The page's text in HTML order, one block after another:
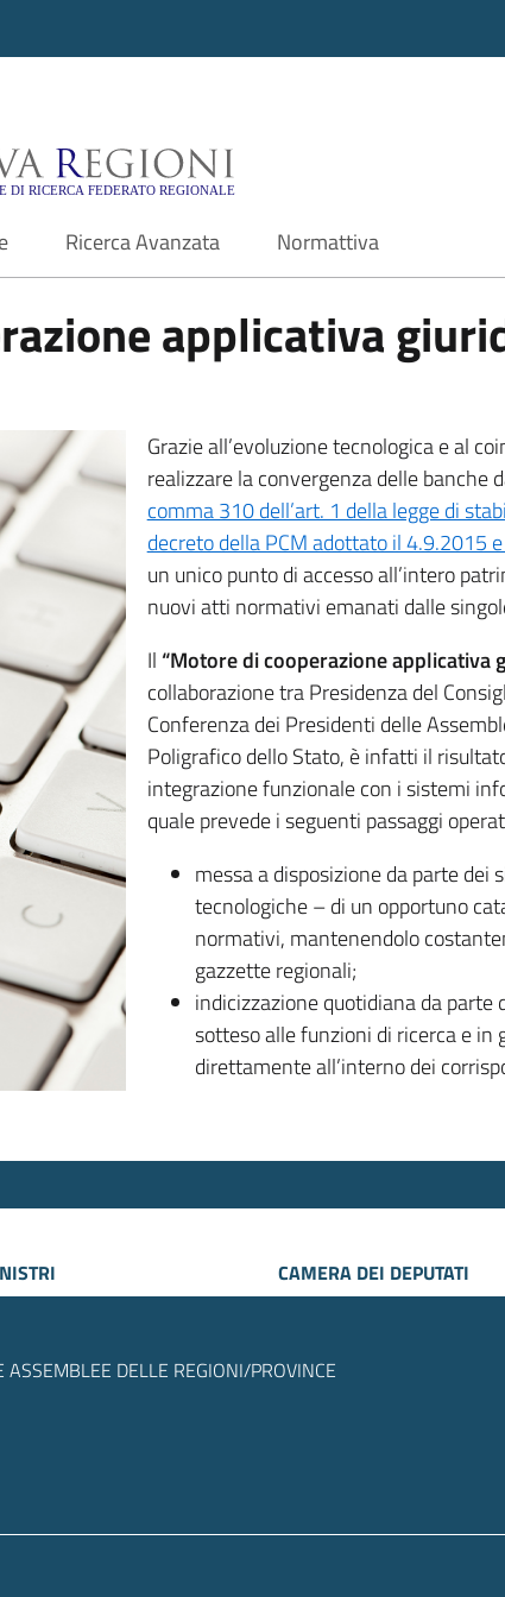
- Motore di
Ricerca Avanzata Normattiva
applicativa
Grazie all’evoluzione tecnologica e al
realizzare la convergenza delle
comma 310 dell’art. 1 della legge di
decreto della PCM adottato il 4.9.2015
un unico punto di accesso all’intero
nuovi atti normativi emanati dalle
Il “Motore di cooperazione applicativa
collaborazione tra Presidenza del
Conferenza dei Presidenti delle
Poligrafico dello Stato, è infatti il
integrazione funzionale con i sistemi
quale prevede i seguenti passaggi
messa a disposizione da parte
tecnologiche – di un opportuno
normativi, mantenendolo
gazzette regionali;
indicizzazione quotidiana da
sotteso alle funzioni di ricerca e
direttamente all’interno dei
CAMERA DEI DEPUTATI
DELLE REGIONI/PROVINCE